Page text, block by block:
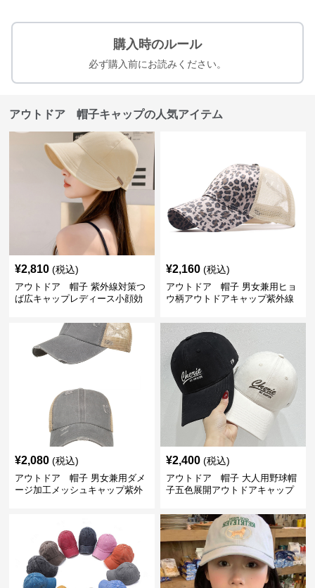
購入時のルール
必ず購入前にお読みください。
アウトドア 帽子キャップの人気アイテム
¥2,810 (税込)
アウトドア 帽子 紫外線対策つ
ば広キャップレディース小顔効
¥2,160 (税込)
アウトドア 帽子 男女兼用ヒョ
ウ柄アウトドアキャップ紫外線
¥2,080 (税込)
アウトドア 帽子 男女兼用ダメ
ージ加工メッシュキャップ紫外
¥2,400 (税込)
アウトドア 帽子 大人用野球帽
子五色展開アウトドアキャップ